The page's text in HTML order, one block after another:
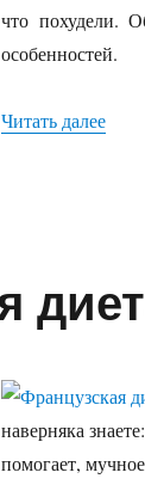
что похудели.
особенностей.
Читать далее
наверняка
помогает,